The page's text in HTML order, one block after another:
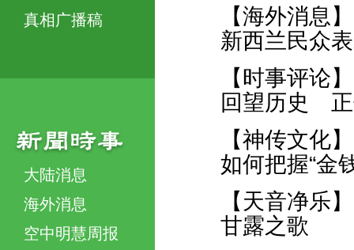
真相广播稿
大陆消息
海外消息
空中明慧周报
【海外消息】
新西兰民众
【时事评论】
回望历史 正
【神传文化】
如何把握“金
【天音净乐】
甘露之歌